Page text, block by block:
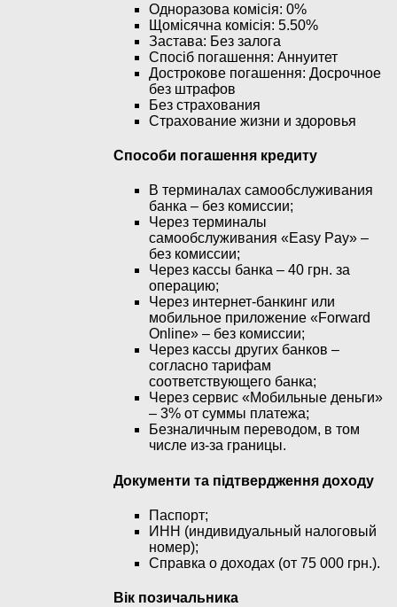
Одноразова комісія: 0%
Щомісячна комісія: 5.50%
Застава: Без залога
Спосіб погашення: Aннуитет
Дострокове погашення: Досрочное
без штрафов
Без страхования
Страхование жизни и здоровья
Способи погашення кредиту
В терминалах самообслуживания
банка – без комиссии;
Через терминалы
самообслуживания «Easy Pay» –
без комиссии;
Через кассы банка – 40 грн. за
операцию;
Через интернет-банкинг или
мобильное приложение «Forward
Online» – без комиссии;
Через кассы других банков –
согласно тарифам
соответствующего банка;
Через сервис «Мобильные деньги»
– 3% от суммы платежа;
Безналичным переводом, в том
числе из-за границы.
Документи та підтвердження доходу
Паспорт;
ИНН (индивидуальный налоговый
номер);
Справка о доходах (от 75 000 грн.).
Вік позичальника